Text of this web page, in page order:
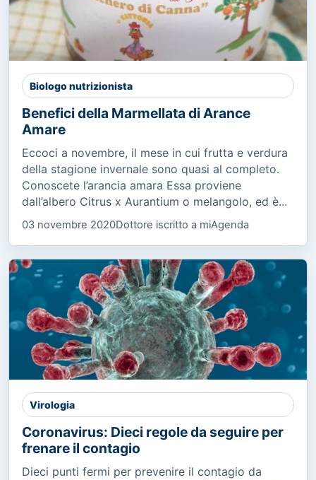
Biologo nutrizionista
Benefici della Marmellata di Arance
Amare
Eccoci a novembre, il mese in cui frutta e verdura
della stagione invernale sono quasi al completo.
Conoscete l’arancia amara Essa proviene
dall’albero Citrus x Aurantium o melangolo, ed è...
03 novembre 2020Dottore iscritto a miAgenda
Virologia
Coronavirus: Dieci regole da seguire per
frenare il contagio
Dieci punti fermi per prevenire il contagio da